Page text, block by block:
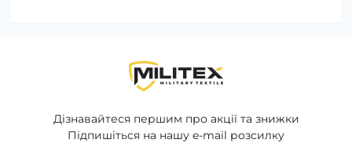
Дізнавайтеся першим про акції та знижки
Підпишіться на нашу e-mail розсилку